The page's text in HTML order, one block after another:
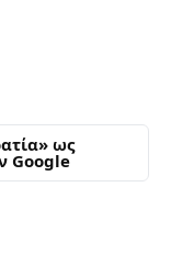
ως
Google